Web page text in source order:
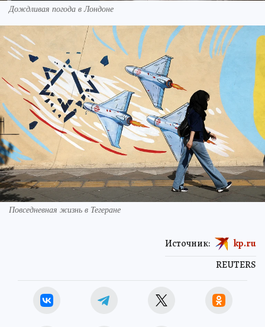
Дождливая погода в Лондоне
Повседневная жизнь в Тегеране
REUTERS
Источник: kp.ru